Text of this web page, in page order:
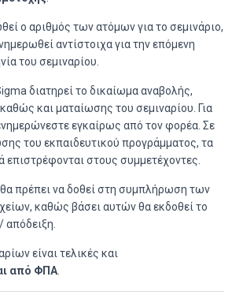
ο αριθμός των ατόμων για το σεμινάριο,
αντίστοιχα για την επόμενη
του σεμιναρίου.
διατηρεί το δικαίωμα αναβολής,
και ματαίωσης του σεμιναρίου. Για
εγκαίρως από τον φορέα. Σε
του εκπαιδευτικού προγράμματος, τα
επιστρέφονται στους συμμετέχοντες.
θα πρέπει να δοθεί στη συμπλήρωση των
καθώς βάσει αυτών θα εκδοθεί το
απόδειξη.
είναι τελικές και
από ΦΠΑ